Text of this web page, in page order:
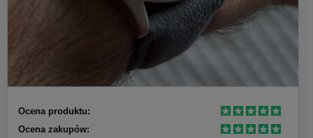
Ocena produktu:
Ocena zakupów: